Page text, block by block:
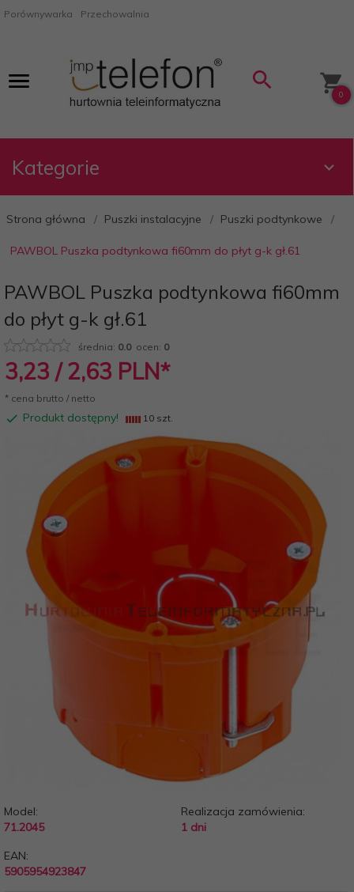
Porównywarka Przechowalnia
0
Kategorie
Strona główna Puszki instalacyjne Puszki podtynkowe
PAWBOL Puszka podtynkowa fi60mm do płyt g-k gł.61
PAWBOL Puszka podtynkowa fi60mm
do płyt g-k gł.61
średnia: 0.0ocen: 0
3,23 / 2,63 PLN*
* cena brutto / netto
Produkt dostępny! 10 szt.
Model:
71.2045
Realizacja zamówienia:
1 dni
EAN:
5905954923847